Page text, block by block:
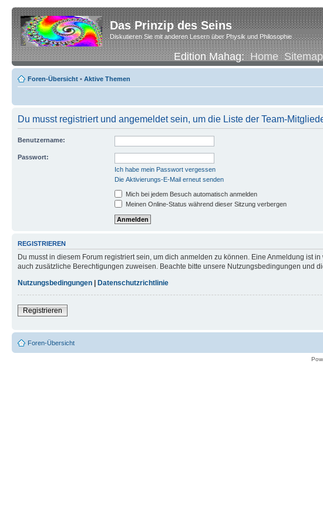
Das Prinzip des Seins
Diskutieren Sie mit anderen Lesern über Physik und Philosophie
Edition Mahag:Home Sitemap
Foren-Übersicht • Aktive Themen
Du musst registriert und angemeldet sein, um die Liste der Team-
Benutzername:
Passwort:
Ich habe mein Passwort vergessen
Die Aktivierungs-E-Mail erneut senden
Mich bei jedem Besuch automatisch anmelden
Meinen Online-Status während dieser Sitzung verbergen
REGISTRIEREN
Du musst in diesem Forum registriert sein, um dich anmelden zu können. Eine Anmeldung ist
auch zusätzliche Berechtigungen zuweisen. Beachte bitte unsere Nutzungsbedingungen und
Nutzungsbedingungen
Datenschutzrichtlinie
Registrieren
Foren-Übersicht